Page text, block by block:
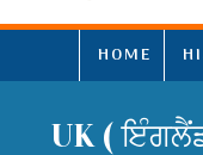
HOME
UK (